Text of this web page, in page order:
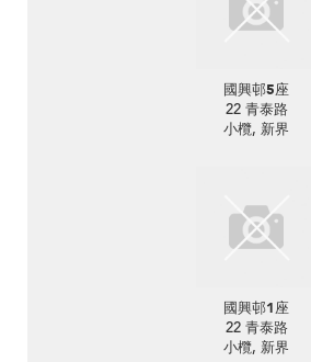
國興邨5座
22 青泰路
小欖, 新界
國興邨1座
22 青泰路
小欖, 新界